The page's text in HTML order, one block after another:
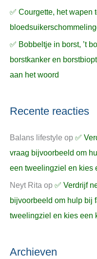
✅ Courgette, het wapen
✅ Bobbeltje in borst, ’t
borstkanker en
aan het woord
Recente reacties
Balans lifestyle op ✅
vraag bijvoorbeeld om
een tweelingziel en kies
Neyt Rita op ✅ Verdrijf
bijvoorbeeld om hulp bij
tweelingziel en kies een
Archieven